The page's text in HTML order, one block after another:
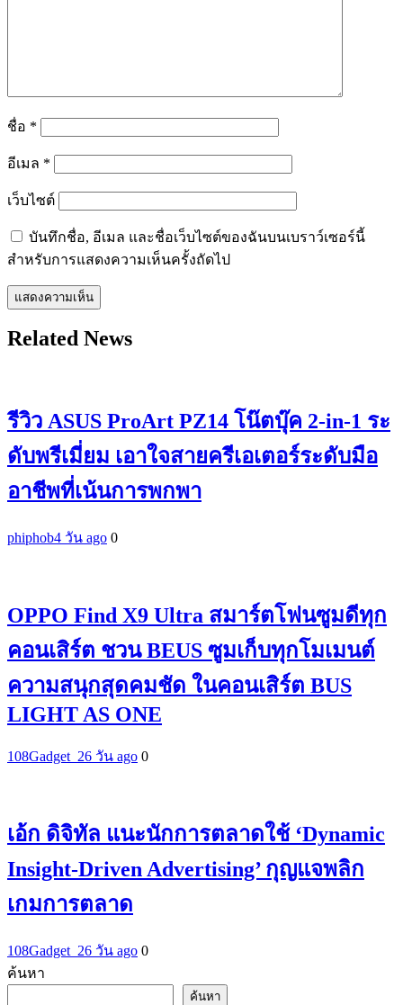
ชื่อ *
อีเมล *
เว็บไซต์
บันทึกชื่อ, อีเมล และชื่อเว็บไซต์ของฉันบนเบราว์เซอร์นี้
สำหรับการแสดงความเห็นครั้งถัดไป
Related News
รีวิว ASUS ProArt PZ14 โน๊ตบุ๊ค 2-in-1 ระ
ดับพรีเมี่ยม เอาใจสายครีเอเตอร์ระดับมือ
อาชีพที่เน้นการพกพา
phiphob4 วัน ago 0
OPPO Find X9 Ultra สมาร์ตโฟนซูมดีทุก
คอนเสิร์ต ชวน BEUS ซูมเก็บทุกโมเมนต์
ความสนุกสุดคมชัด ในคอนเสิร์ต BUS
LIGHT AS ONE
108Gadget_26 วัน ago 0
เอ้ก ดิจิทัล แนะนักการตลาดใช้ ‘Dynamic
Insight-Driven Advertising’ กุญแจพลิก
เกมการตลาด
108Gadget_26 วัน ago 0
ค้นหา
ค้นหา